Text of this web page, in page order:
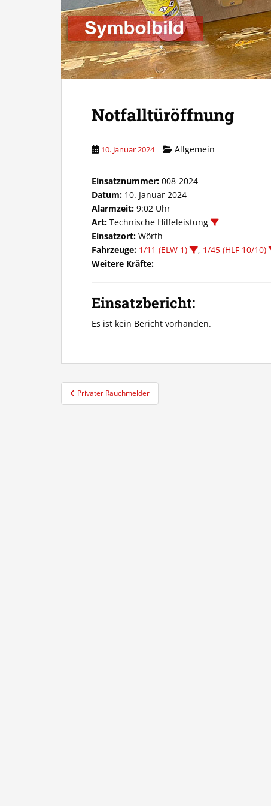
Notfalltüröffnung
10. Januar 2024 Allgemein
Einsatznummer: 008-2024
Datum: 10. Januar 2024
Alarmzeit: 9:02 Uhr
Art: Technische Hilfeleistung
Einsatzort: Wörth
Fahrzeuge: 1/11 (ELW 1) , 1/45 (HLF 10/10)
Weitere Kräfte:
Einsatzbericht:
Es ist kein Bericht vorhanden.
Beitragsnavigation
Privater Rauchmelder